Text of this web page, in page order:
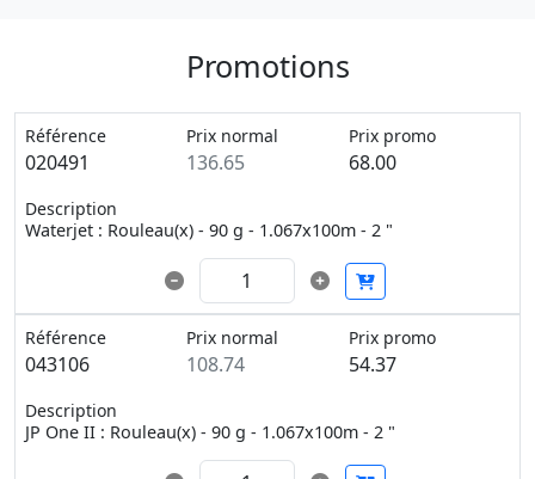
Promotions
Référence
020491
Prix normal
136.65
Prix promo
68.00
Description
Waterjet : Rouleau(x) - 90 g - 1.067x100m - 2 "
Référence
043106
Prix normal
108.74
Prix promo
54.37
Description
JP One II : Rouleau(x) - 90 g - 1.067x100m - 2 "